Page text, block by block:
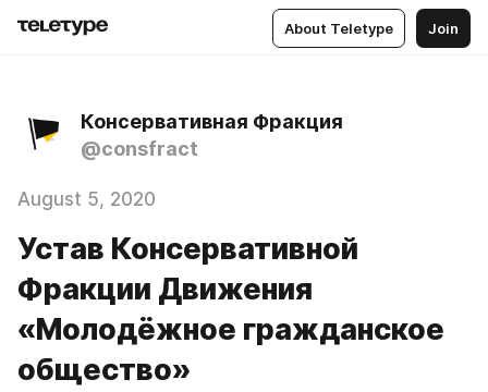
About Teletype Join
Консервативная Фракция
@consfract
August 5, 2020
Устав Консервативной
Фракции Движения
«Молодёжное гражданское
общество»